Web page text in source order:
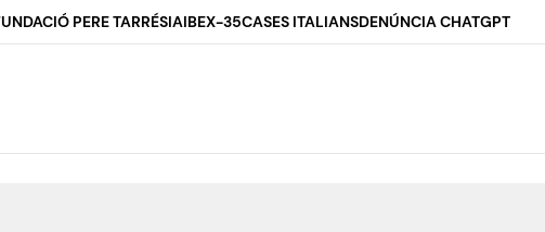
PERE TARRÉSIAIBEX-35CASES ITALIANSDENÚNCIA CHATGPT